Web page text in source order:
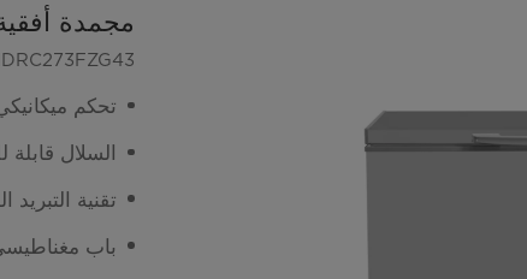
مجمدة
تحكم
السلال قابلة
تقنية التبريد
باب